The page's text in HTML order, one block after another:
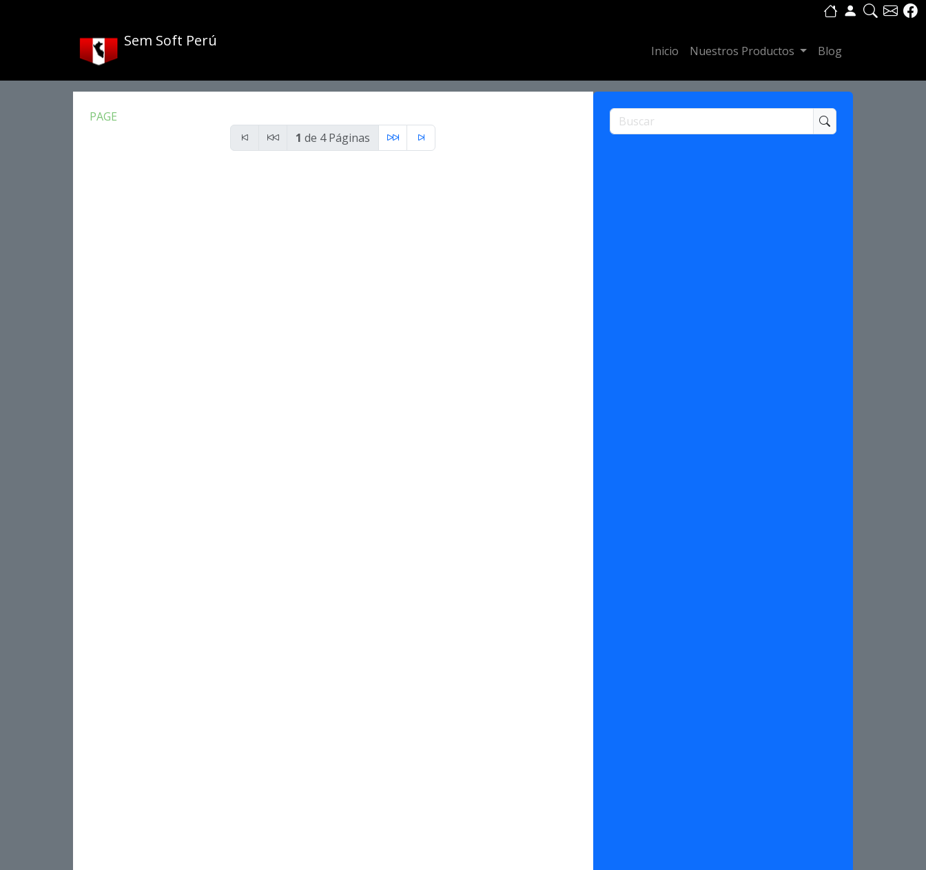
Sem Soft Perú
Inicio Nuestros Productos Blog
PAGE
1 de 4 Páginas